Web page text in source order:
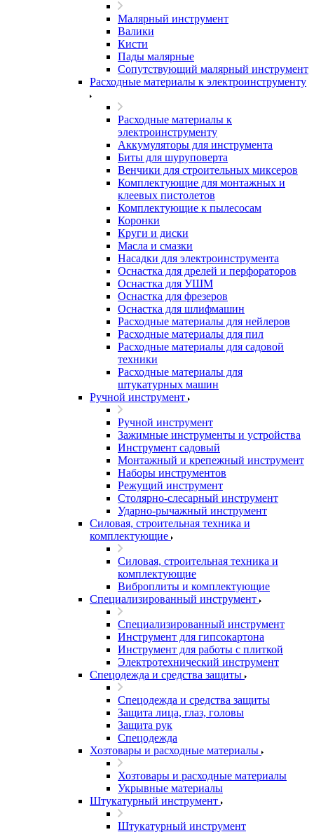
Малярный инструмент
Валики
Кисти
Пады малярные
Сопутствующий малярный инструмент
Расходные материалы к электроинструменту
Расходные материалы к
электроинструменту
Аккумуляторы для инструмента
Биты для шуруповерта
Венчики для строительных миксеров
Комплектующие для монтажных и
клеевых пистолетов
Комплектующие к пылесосам
Коронки
Круги и диски
Масла и смазки
Насадки для электроинструмента
Оснастка для дрелей и перфораторов
Оснастка для УШМ
Оснастка для фрезеров
Оснастка для шлифмашин
Расходные материалы для нейлеров
Расходные материалы для пил
Расходные материалы для садовой
техники
Расходные материалы для
штукатурных машин
Ручной инструмент
Ручной инструмент
Зажимные инструменты и устройства
Инструмент садовый
Монтажный и крепежный инструмент
Наборы инструментов
Режущий инструмент
Столярно-слесарный инструмент
Ударно-рычажный инструмент
Силовая, строительная техника и
комплектующие
Силовая, строительная техника и
комплектующие
Виброплиты и комплектующие
Специализированный инструмент
Специализированный инструмент
Инструмент для гипсокартона
Инструмент для работы с плиткой
Электротехнический инструмент
Спецодежда и средства защиты
Спецодежда и средства защиты
Защита лица, глаз, головы
Защита рук
Спецодежда
Хозтовары и расходные материалы
Хозтовары и расходные материалы
Укрывные материалы
Штукатурный инструмент
Штукатурный инструмент